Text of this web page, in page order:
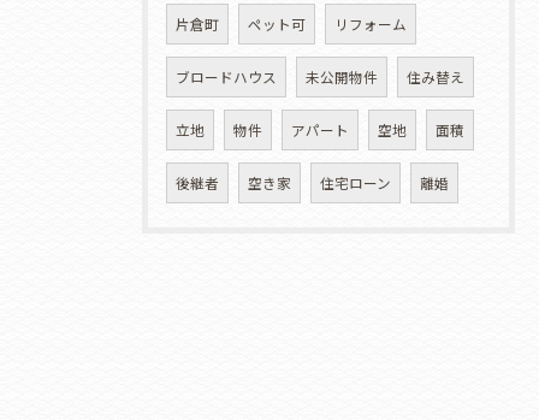
片倉町 ペット可 リフォーム
ブロードハウス 未公開物件 住み替え
立地 物件 アパート 空地 面積
後継者 空き家 住宅ローン 離婚